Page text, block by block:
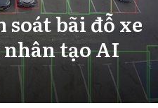
soát bãi đỗ xe
tạo AI